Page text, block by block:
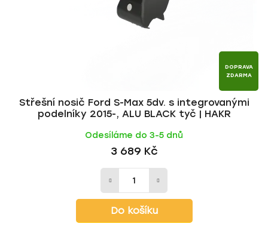
DOPRAVA
ZDARMA
Střešní nosič Ford S-Max 5dv. s integrovanými
podelníky 2015-, ALU BLACK tyč | HAKR
Odesíláme do 3-5 dnů
3 689 Kč
Do košíku